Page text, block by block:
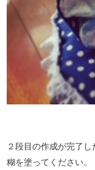
２段目の作成が完了
糊を塗ってください。